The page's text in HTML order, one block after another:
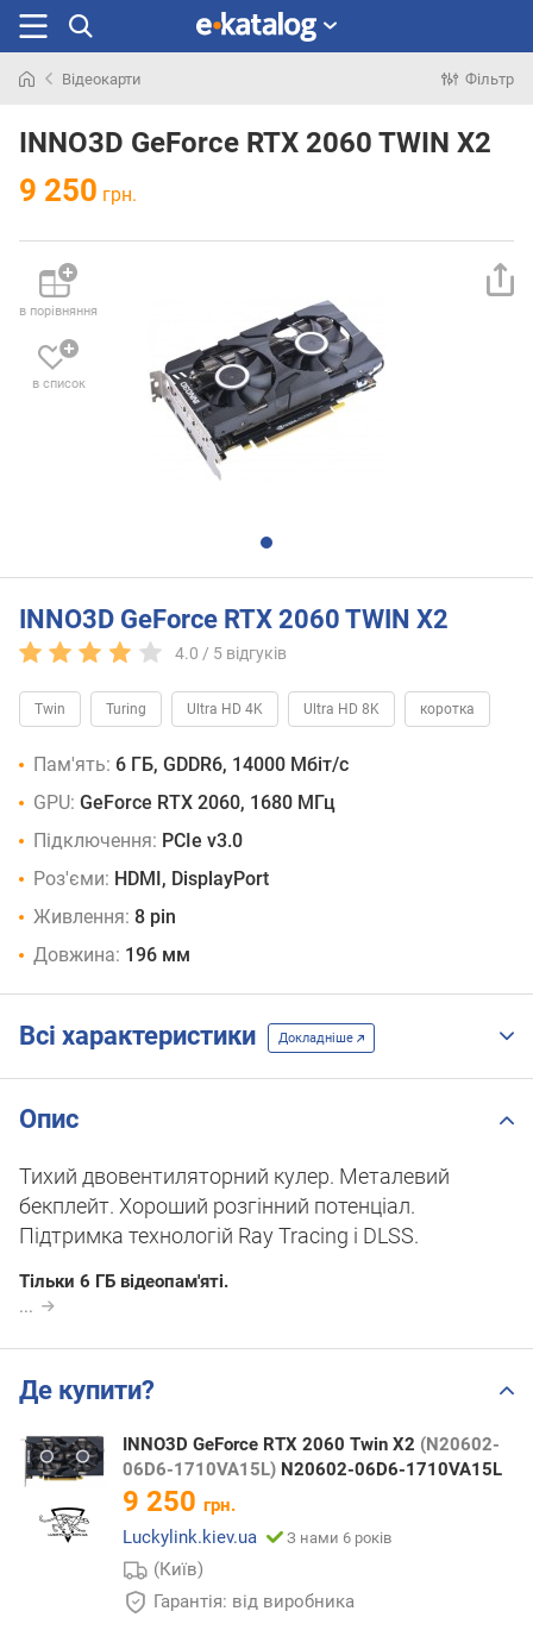
раніше
Відеокарти Фільтр
INNO3D GeForce RTX 2060 TWIN X2
9 250 грн.
в порівняння
в список
INNO3D GeForce RTX 2060 TWIN X2
4.0 / 5 відгуків
Twin Turing Ultra HD 4K Ultra HD 8K коротка
Пам'ять: 6 ГБ, GDDR6, 14000 Мбіт/с
GPU: GeForce RTX 2060, 1680 МГц
Підключення: PCIe v3.0
Роз'єми: HDMI, DisplayPort
Живлення: 8 pin
Довжина: 196 мм
Всі характеристики Докладніше
Опис
Тихий двовентиляторний кулер. Металевий
бекплейт. Хороший розгінний потенціал.
Підтримка технологій Ray Tracing і DLSS.
Тільки 6 ГБ відеопам'яті.
...
Де купити?
INNO3D GeForce RTX 2060 Twin X2 (N20602-
06D6-1710VA15L) N20602-06D6-1710VA15L
9 250 грн.
Luckylink.kiev.ua
З нами 6 років
(Київ)
Гарантія: від виробника